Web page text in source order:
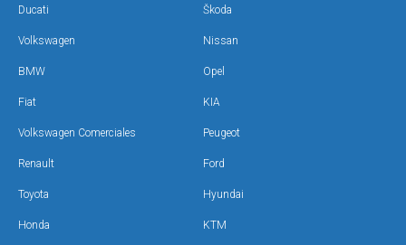
Ducati Škoda
Volkswagen Nissan
BMW Opel
Fiat KIA
Volkswagen Comerciales Peugeot
Renault Ford
Toyota Hyundai
Honda KTM